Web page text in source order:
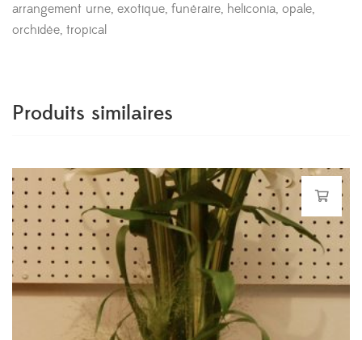
arrangement urne, exotique, funéraire, heliconia, opale,
orchidée, tropical
Produits similaires